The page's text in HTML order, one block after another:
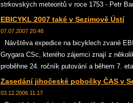
strkovských meteoritů v roce 1753 - Petr
EBICYKL 2007 také v Sezimově Ústí
07.07.2007 20:48
Návštěva expedice na bicyklech zvané
Grygara CSc, kterého zájemci znají z
proběhne 24. ročník putování a během 7.
Zasedání jihočeské pobočky ČAS v
03.12.2006 11:17